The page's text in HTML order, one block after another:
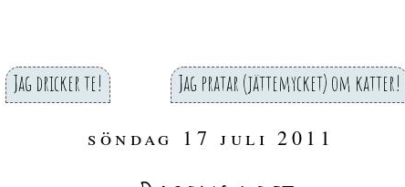
Jag dricker te! Jag pratar (jättemycket) om katter!
söndag 17 juli 2011